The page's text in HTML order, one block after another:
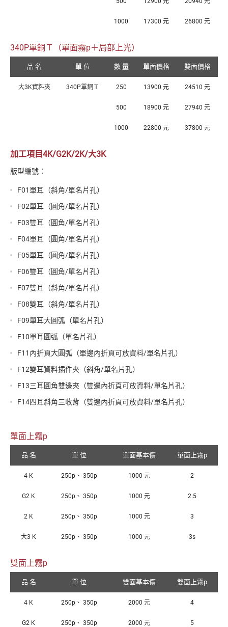
1000 17300 元 26800 元
340P單銅Ｔ（單面霧p＋局部上光）
品 名 單 位 數 量 單面價格 雙面價格
大3K資料夾 340P單銅Ｔ 250 13900 元 24510 元
500 18900 元 27940 元
1000 22800 元 37800 元
加工項目4K/G2K/2K/大3K
版型編號：
F01單耳（斜角/單名片孔）
F02單耳（圓角/單名片孔）
F03雙耳（圓角/單名片孔）
F04單耳（圓角/單名片孔）
F05單耳（圓角/單名片孔）
F06雙耳（圓角/單名片孔）
F07雙耳（斜角/單名片孔）
F08雙耳（斜角/單名片孔）
F09單耳大圓弧（單名片孔）
F10單耳圓弧（單名片孔）
F11內折頁大圓弧（單邊內折頁可放資料/單名片孔）
F12雙耳資料插件夾（斜角/單名片孔）
F13三耳圓角雙邊夾（雙邊內折頁可放資料/單名片孔）
F14四耳斜角三收背（雙邊內折頁可放資料/單名片孔）
單面上霧p
品 名 單 位 單面基本價 單面上霧p
4 K 250p、 350p 1000 元 2
G2 K 250p、 350p 1000 元 2.5
2 K 250p、 350p 1000 元 3
大3 K 250p、 350p 1000 元 3s
雙面上霧p
品 名 單 位 雙面基本價 雙面上霧p
4 K 250p、 350p 2000 元 4
G2 K 250p、 350p 2000 元 5